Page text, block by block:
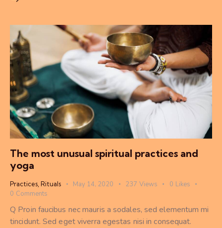
The most unusual spiritual practices and
yoga
Practices Rituals May 14, 2020 237 Views 0 Likes
0 Comments
Q Proin faucibus nec mauris a sodales, sed elementum mi
tincidunt. Sed eget viverra egestas nisi in consequat.